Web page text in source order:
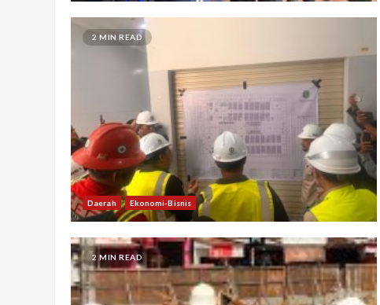
2 MIN READ
Daerah Ekonomi-Bisnis
2 MIN READ